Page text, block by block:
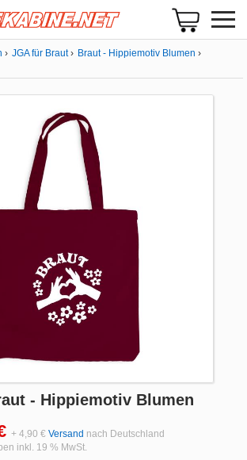
JGA für Braut
Braut - Hippiemotiv Blumen
- Hippiemotiv Blumen
+ 4,90 € Versand nach Deutschland
inkl. 19 % MwSt.